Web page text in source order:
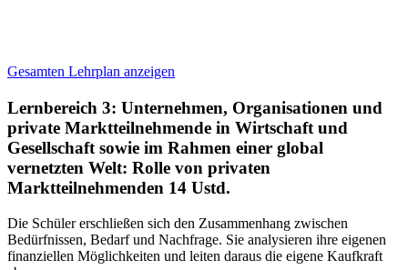
Gesamten Lehrplan anzeigen
Lernbereich 3: Unternehmen, Organisationen und
private Marktteilnehmende in Wirtschaft und
Gesellschaft sowie im Rahmen einer global
vernetzten Welt: Rolle von privaten
Marktteilnehmenden 14 Ustd.
Die Schüler erschließen sich den Zusammenhang zwischen
Bedürfnissen, Bedarf und Nachfrage. Sie analysieren ihre eigenen
finanziellen Möglichkeiten und leiten daraus die eigene Kaufkraft